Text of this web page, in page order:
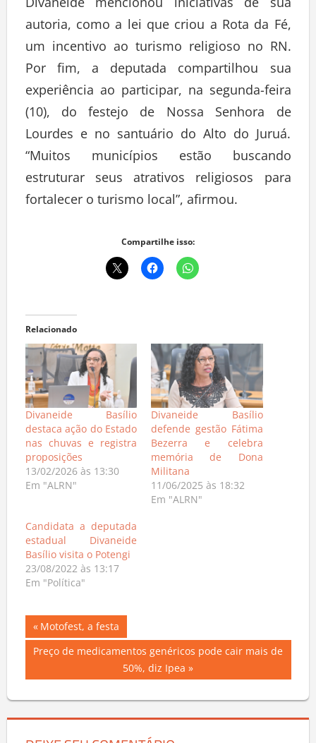
autoria, como a lei que criou a Rota da Fé,
um incentivo ao turismo religioso no RN.
Por fim, a deputada compartilhou sua
experiência ao participar, na segunda-feira
(10), do festejo de Nossa Senhora de
Lourdes e no santuário do Alto do Juruá.
“Muitos municípios estão buscando
estruturar seus atrativos religiosos para
fortalecer o turismo local”, afirmou.
Compartilhe isso:
Relacionado
Divaneide Basílio
destaca ação do Estado
nas chuvas e registra
proposições
13/02/2026 às 13:30
Em "ALRN"
Divaneide Basílio
defende gestão Fátima
Bezerra e celebra
memória de Dona
Militana
11/06/2025 às 18:32
Em "ALRN"
Candidata a deputada
estadual Divaneide
Basílio visita o Potengi
23/08/2022 às 13:17
Em "Política"
Navegação
de
Post
Previous
Post:
Motofest, a festa
Next
Preço de medicamentos genéricos pode cair mais de
50%, diz Ipea